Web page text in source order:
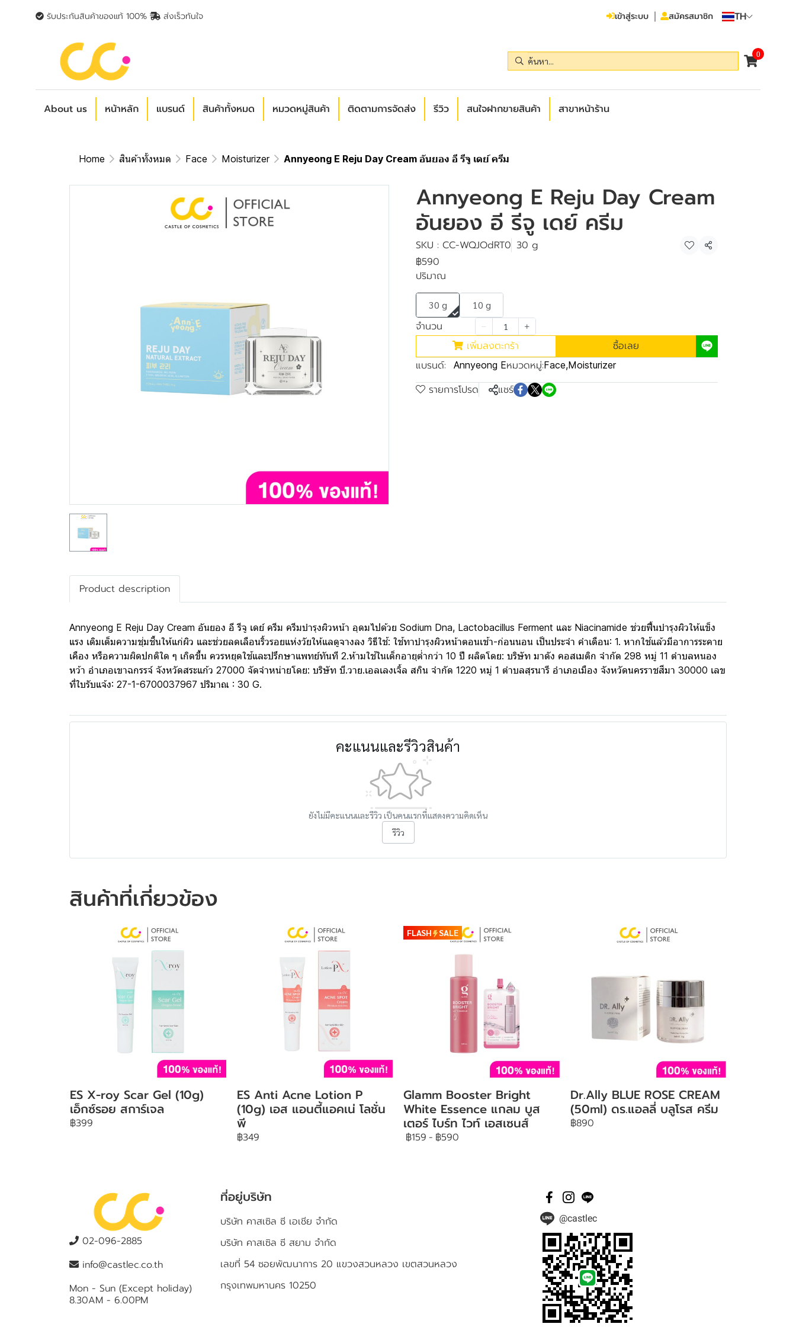
รับประกันสินค้าของแท้ 100% ส่งเร็วทันใจ เข้าสู่ระบบ สมัครสมาชิก TH
0
About us หน้าหลัก แบรนด์ สินค้าทั้งหมด หมวดหมู่สินค้า ติดตามการจัดส่ง รีวิว สนใจฝากขายสินค้า สาขาหน้าร้าน
Home สินค้าทั้งหมด Face Moisturizer Annyeong E Reju Day Cream อันยอง อี รีจู เดย์ ครีม
Annyeong E Reju Day Cream
อันยอง อี รีจู เดย์ ครีม
SKU : CC-WQJOdRT0 30 g
แชร์
฿590
ปริมาณ
30 g 10 g
จำนวน
เพิ่มลงตะกร้า
ซื้อเลย
แบรนด์:
Annyeong Eหมวดหมู่:Face,Moisturizer
รายการโปรด แชร์
Product description
Annyeong E Reju Day Cream อันยอง อี รีจู เดย์ ครีม ครีมบำรุงผิวหน้า อุดมไปด้วย Sodium Dna, Lactobacillus Ferment และ Niacinamide ช่วยฟื้นบำรุงผิวให้แข็ง
แรง เติมเต็มความชุ่มชื้นให้แก่ผิว และช่วยลดเลือนริ้วรอยแห่งวัยให้แลดูจางลง วิธีใช้: ใช้ทาบำรุงผิวหน้าตอนเช้า-ก่อนนอน เป็นประจำ คำเตือน: 1. หากใช้แล้วมีอาการระคาย
เคือง หรือความผิดปกติใด ๆ เกิดขึ้น ควรหยุดใช้และปรึกษาแพทย์ทันที 2.ห้ามใช้ในเด็กอายุต่ำกว่า 10 ปี ผลิตโดย: บริษัท มาดัง คอสเมติก จำกัด 298 หมู่ 11 ตำบลหนอง
หว้า อำเภอเขาฉกรรจ์ จังหวัดสระแก้ว 27000 จัดจำหน่ายโดย: บริษัท บี.วาย.เอลเลงเจิ้ล สกิน จำกัด 1220 หมู่ 1 ตำบลสุรนารี อำเภอเมือง จังหวัดนครราชสีมา 30000 เลข
ที่ใบรับแจ้ง: 27-1-6700037967 ปริมาณ : 30 G.
คะแนนและรีวิวสินค้า
ยังไม่มีคะแนนและรีวิว เป็นคนแรกที่แสดงความคิดเห็น
รีวิว
สินค้าที่เกี่ยวข้อง
ES X-roy Scar Gel (10g)
เอ็กซ์รอย สการ์เจล
฿399
ES Anti Acne Lotion P
(10g) เอส แอนตี้แอคเน่ โลชั่น
พี
฿349
FLASH SALE
Glamm Booster Bright
White Essence แกลม บูส
เตอร์ ไบร์ท ไวท์ เอสเซนส์
฿159 - ฿590
Dr.Ally BLUE ROSE CREAM
(50ml) ดร.แอลลี่ บลูโรส ครีม
฿890
02-096-2885
info@castlec.co.th
Mon - Sun (Except holiday)
8.30AM - 6.00PM
ที่อยู่บริษัท
บริษัท คาสเซิล ซี เอเชีย จำกัด
บริษัท คาสเซิล ซี สยาม จำกัด
เลขที่ 54 ซอยพัฒนาการ 20 แขวงสวนหลวง เขตสวนหลวง
กรุงเทพมหานคร 10250
@castlec